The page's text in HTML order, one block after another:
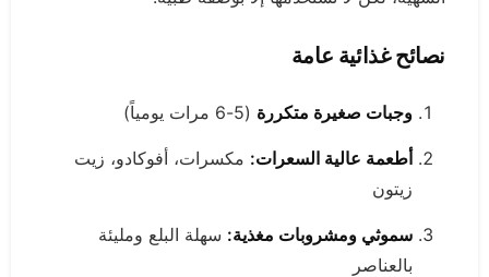
نصائح غذائية عامة
وجبات صغيرة متكررة (5-6 مرات يومياً)
أطعمة عالية السعرات: مكسرات، أفوكادو، زيت
زيتون
سموثي ومشروبات مغذية: سهلة البلع ومليئة
بالعناصر